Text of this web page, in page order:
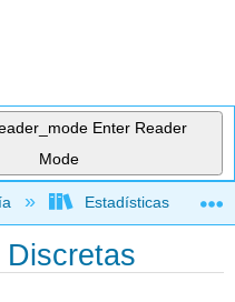
Enter Reader
Mode
global
Estadísticas